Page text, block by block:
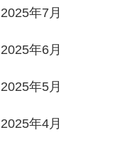
2025年7月
2025年6月
2025年5月
2025年4月